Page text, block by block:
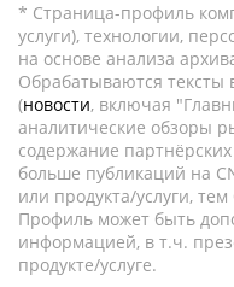
* Страница-профиль
услуги), технологии,
на основе анализа
Обрабатываются тексты
(новости, включая
аналитические обзоры
содержание
больше публикаций на
или продукта/услуги,
Профиль может быть
информацией, в т.ч.
продукте/услуге.